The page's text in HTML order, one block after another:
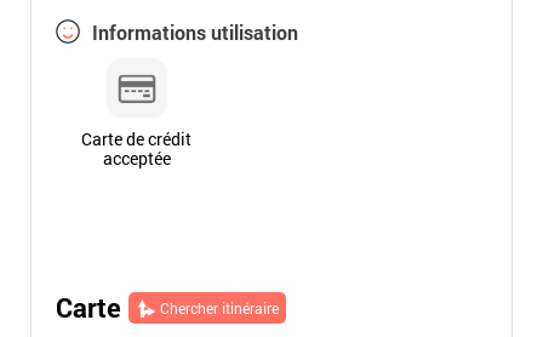
Informations utilisation
Carte de crédit
acceptée
Carte Chercher itinéraire